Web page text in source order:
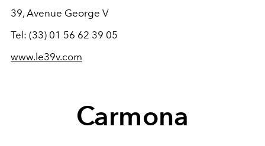
39, Avenue George V
Tel: (33) 01 56 62 39 05
www.le39v.com
Carmona